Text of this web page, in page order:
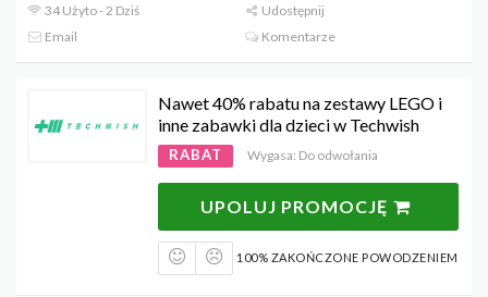
34 Użyto - 2 Dziś
Udostępnij
Email
Komentarze
Nawet 40% rabatu na zestawy LEGO i
inne zabawki dla dzieci w Techwish
RABAT Wygasa: Do odwołania
UPOLUJ PROMOCJĘ
100% ZAKOŃCZONE POWODZENIEM